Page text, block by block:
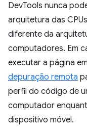
DevTools nunca
arquitetura das
diferente da
computadores. Em
executar a página
depuração remota
perfil do código de
computador
dispositivo móvel.